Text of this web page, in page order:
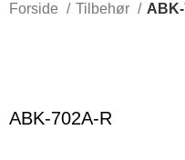
Forside Tilbehør
ABK-702A-R